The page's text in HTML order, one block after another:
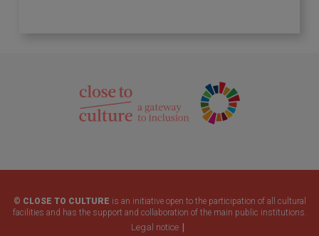
© CLOSE TO CULTURE is an initiative open to the participation of all cultural
facilities and has the support and collaboration of the main public institutions.
Legal notice